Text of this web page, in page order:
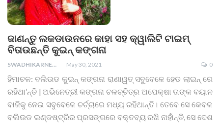
ଜାଣନ୍ତୁ ଲକଡାଉନରେ କାହା ସହ କ୍ୱାଲିଟି ଟାଇମ୍
ବିତାଉଛନ୍ତି କୁଇନ୍ କଙ୍ଗନା
SWADHIKARNEWS May 30, 2021 0
ହିମାଚଳ: ବଲିଉଡ କୁଇନ୍ କଙ୍ଗନା ରାଣାୱତ୍ ସବୁବେଳେ ହେଡ ଲାଇନ୍ ରେ
ରହିଥା’ନ୍ତି | ଅଭିନେତ୍ରୀ କଙ୍ଗନା ଚଳଚ୍ଚିତ୍ର ଅପେକ୍ଷା ତାଙ୍କ ବୟାନ
ବାଜିକୁ ନେଇ ସବୁବେଳେ ଚର୍ଚ୍ଚାରେ ମଧ୍ୟ ରହିଥାନ୍ତି। ତେବେ ସେ କେବଳ
ବଲିଉଡ ଇଣ୍ଡଷ୍ଟ୍ରିର ପ୍ରସଙ୍ଗରେ ବକ୍ତବ୍ୟ ରଖି ନାହାଁନ୍ତି, ସେ ଦେଶ